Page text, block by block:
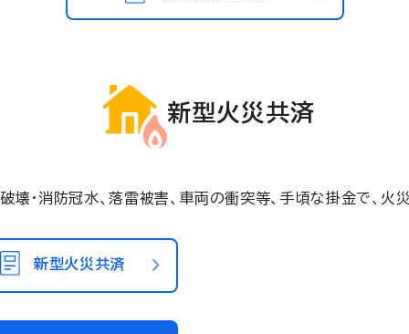
新型火災共済
壊・消防冠水、落雷被害、車両の衝突等、手頃な掛金で、火
新型火災共済